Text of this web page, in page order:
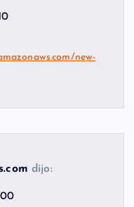
new-
dijo: